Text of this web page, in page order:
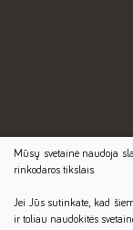
Mūsų svetainė naudoja
rinkodaros tikslais.
Jei Jūs sutinkate, kad
ir toliau naudokitės